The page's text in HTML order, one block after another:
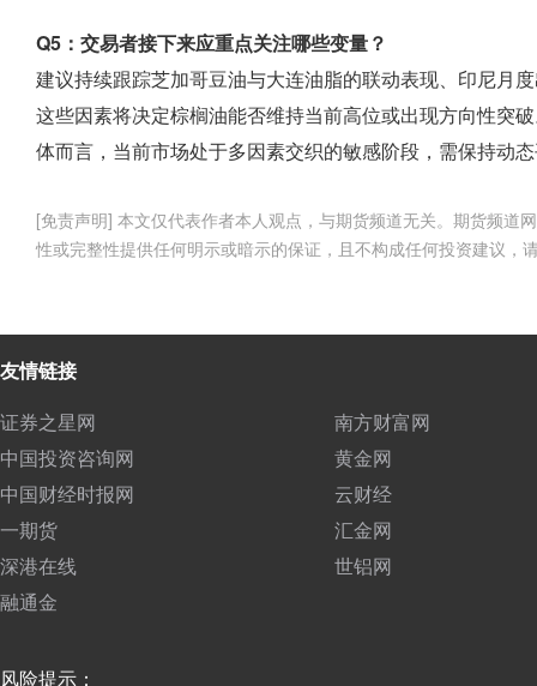
Q5：交易者接下来应重点关注哪些变量？
建议持续跟踪芝加哥豆油与大连油脂的联动表现、印尼月
这些因素将决定棕榈油能否维持当前高位或出现方向性突
体而言，当前市场处于多因素交织的敏感阶段，需保持动
[免责声明] 本文仅代表作者本人观点，与期货频道无关。期货频道
性或完整性提供任何明示或暗示的保证，且不构成任何投资建议，
友情链接
证券之星网
南方财富网
中国投资咨询网
黄金网
中国财经时报网
云财经
一期货
汇金网
深港在线
世铝网
融通金
风险提示：